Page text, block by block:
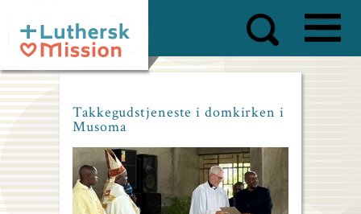
main
content
Takkegudstjeneste i domkirken i
Musoma